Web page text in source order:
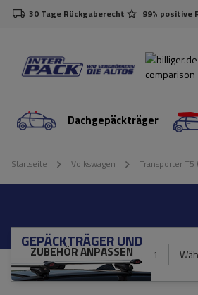
30 Tage Rückgaberecht 99% positive
Dachgepäckträger
Startseite Volkswagen Transporter
GEPÄCKTRÄGER UND
ZUBEHÖR ANPASSEN 1